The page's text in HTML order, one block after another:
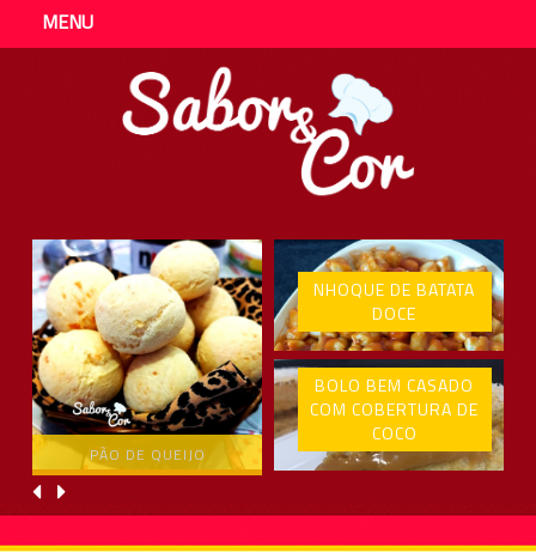
MENU
PÃO DE QUEIJO
NHOQUE DE BATATA
DOCE
BOLO BEM CASADO
COM COBERTURA DE
COCO